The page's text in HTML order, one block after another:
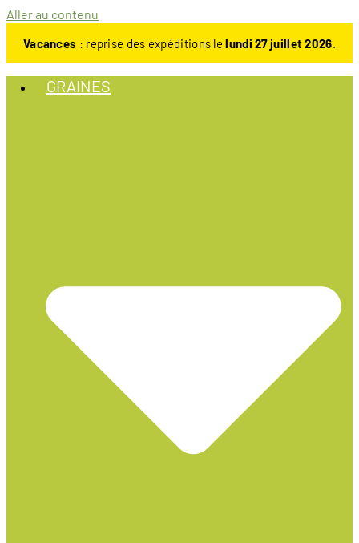
Aller au contenu
Vacances : reprise des expéditions lelundi 27 juillet 2026.
GRAINES